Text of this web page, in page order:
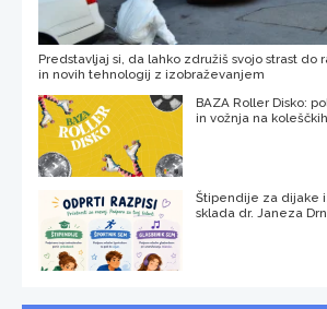
Predstavljaj si, da lahko združiš svojo strast do
in novih tehnologij z izobraževanjem
BAZA Roller Disko:
in vožnja na koleščkih
Štipendije za dijake
sklada dr. Janeza